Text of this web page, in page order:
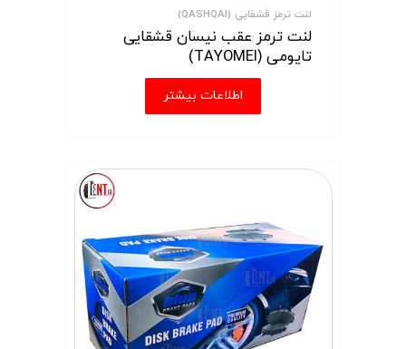
لنت ترمز قشقایی (QASHQAI)
لنت ترمز عقب نیسان قشقایی
تایومی (TAYOMEI)
اطلاعات بیشتر